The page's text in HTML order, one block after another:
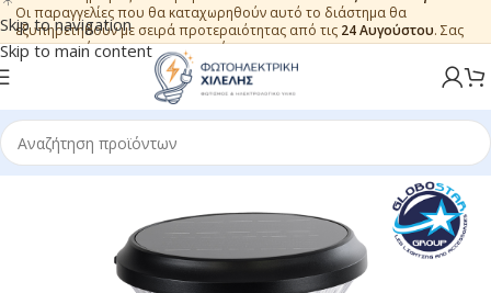
Skip to navigation
Skip to main content
Οι παραγγελίες που θα καταχωρηθούν αυτό το διάστημα θα
εξυπηρετηθούν με σειρά προτεραιότητας από τις 24 Αυγούστου. Σας
ευχαριστούμε για την εμπιστοσύνη.